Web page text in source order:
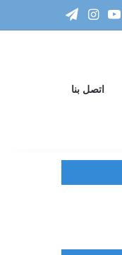
‫YouTube
انستقرام
تيلقرام
اتصل بنا